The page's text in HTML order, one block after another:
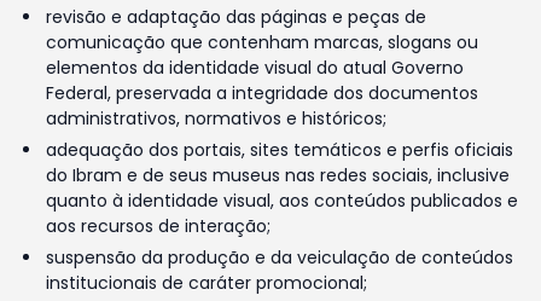
revisão e adaptação das páginas e peças de
comunicação que contenham marcas, slogans ou
elementos da identidade visual do atual Governo
Federal, preservada a integridade dos documentos
administrativos, normativos e históricos;
adequação dos portais, sites temáticos e perfis oficiais
do Ibram e de seus museus nas redes sociais, inclusive
quanto à identidade visual, aos conteúdos publicados e
aos recursos de interação;
suspensão da produção e da veiculação de conteúdos
institucionais de caráter promocional;